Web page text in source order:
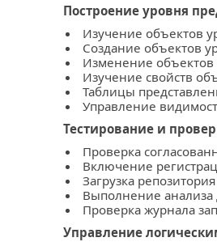
Построение уровня
Изучение объектов
Создание объектов
Изменение объектов
Изучение свойств
Таблицы
Управление
Тестирование и
Проверка
Включение
Загрузка
Выполнение
Проверка журнала
Управление